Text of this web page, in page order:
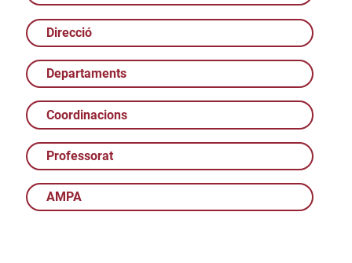
Direcció
Departaments
Coordinacions
Professorat
AMPA